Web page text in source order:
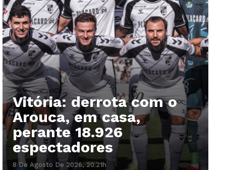
Vitória: derrota com o
Arouca, em casa,
perante 18.926
espectadores
8 De Agosto De 2026, 20:21h